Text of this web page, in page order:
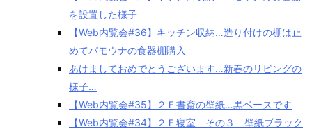
を設置した様子
【Web内覧会#36】キッチン収納…造り付けの棚は止
めてパモウナの食器棚購入
あけましておめでとうございます…新春のリビングの
様子…
【Web内覧会#35】２Ｆ書斎の壁紙…黒ベースです
【Web内覧会#34】２Ｆ寝室 その３ 壁紙ブラック